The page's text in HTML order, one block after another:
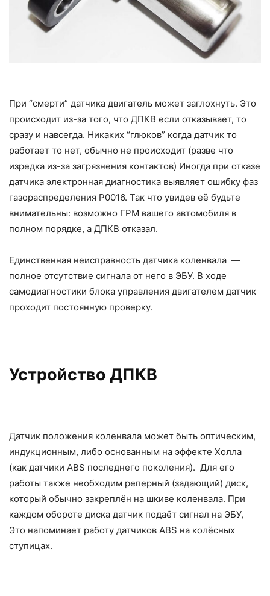
При “смерти” датчика двигатель может заглохнуть. Это
происходит из-за того, что ДПКВ если отказывает, то
сразу и навсегда. Никаких “глюков” когда датчик то
работает то нет, обычно не происходит (разве что
изредка из-за загрязнения контактов) Иногда при отказе
датчика электронная диагностика выявляет ошибку фаз
газораспределения Р0016. Так что увидев её будьте
внимательны: возможно ГРМ вашего автомобиля в
полном порядке, а ДПКВ отказал.
Единственная неисправность датчика коленвала —
полное отсутствие сигнала от него в ЭБУ. В ходе
самодиагностики блока управления двигателем датчик
проходит постоянную проверку.
Устройство ДПКВ
Датчик положения коленвала может быть оптическим,
индукционным, либо основанным на эффекте Холла
(как датчики ABS последнего поколения). Для его
работы также необходим реперный (задающий) диск,
который обычно закреплён на шкиве коленвала. При
каждом обороте диска датчик подаёт сигнал на ЭБУ,
Это напоминает работу датчиков ABS на колёсных
ступицах.